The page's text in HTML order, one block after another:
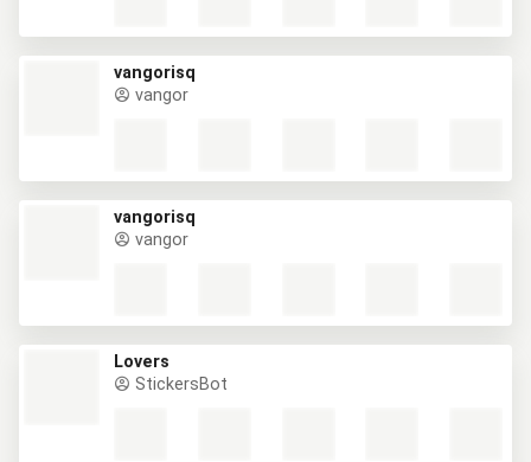
vangorisq
vangor
vangorisq
vangor
Lovers
StickersBot